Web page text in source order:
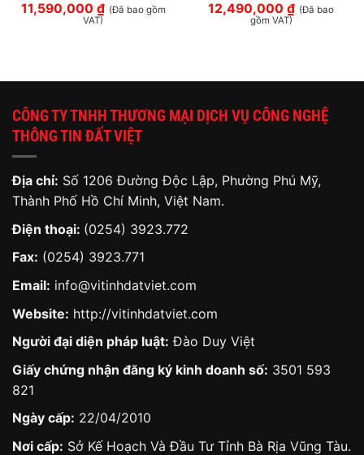
11,590,000 ₫ (Đã bao gồm
VAT)
12,490,000 ₫ (Đã bao
gồm VAT)
CÔNG TY TNHH THƯƠNG MẠI DỊCH VỤ CÔNG NGHỆ
THÔNG TIN ĐẤT VIỆT
Địa chỉ: Số 1206 Đường Độc Lập, Phường Phú Mỹ,
Thành Phố Hồ Chí Minh, Việt Nam.
Điện thoại: (0254) 3923.772
Fax: (0254) 3923.771
Email: info@vitinhdatviet.com
Website: http://vitinhdatviet.com
Người đại diện pháp luật: Đào Duy Việt
Giấy chứng nhận đăng ký kinh doanh số: 3501 593
821
Ngày cấp: 22/04/2010
Nơi cấp: Sở Kế Hoạch Và Đầu Tư Tỉnh Bà Rịa Vũng Tàu.